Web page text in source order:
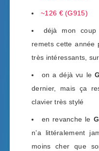
~126 € (G915)
déjà mon
remets cette année
très intéressants,
on a déjà vu le
dernier, mais ça
clavier très stylé
en revanche le
n’a littéralement
moins cher que